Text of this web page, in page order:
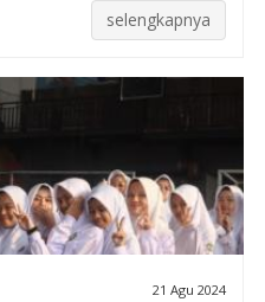
selengkapnya
21 Agu 2024